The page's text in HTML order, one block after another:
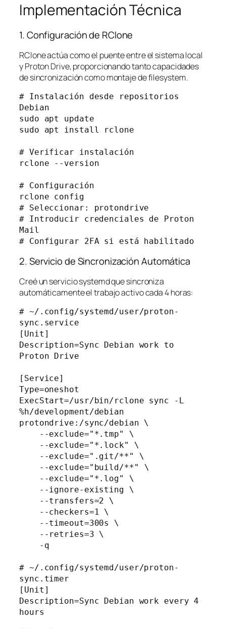
Implementación Técnica
1. Configuración de RClone
RClone actúa como el puente entre el sistema local
y Proton Drive, proporcionando tanto capacidades
de sincronización como montaje de filesystem.
# Instalación desde repositorios
Debian
sudo apt update
sudo apt install rclone
# Verificar instalación
rclone --version
# Configuración
rclone config
# Seleccionar: protondrive
# Introducir credenciales de Proton
Mail
2. Servicio de Sincronización Automática
Creé un servicio systemd que sincroniza
automáticamente el trabajo activo cada 4 horas:
# ~/.config/systemd/user/proton-
sync.service
[Unit]
Description=Sync Debian work to
Proton Drive
[Service]
Type=oneshot
ExecStart=/usr/bin/rclone sync -L
%h/development/debian
protondrive:/sync/debian \
# ~/.config/systemd/user/proton-
sync.timer
[Unit]
Description=Sync Debian work every 4
hours